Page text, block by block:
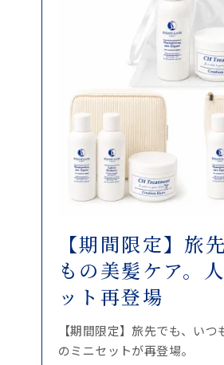
【期間限定】旅
もの美髪ケア。
ット再登場
【期間限定】旅先でも、い
のミニセットが再登場。